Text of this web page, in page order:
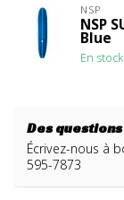
NSP
NSP
Blue
En stock
Des
Écrivez-nous à
595-7873